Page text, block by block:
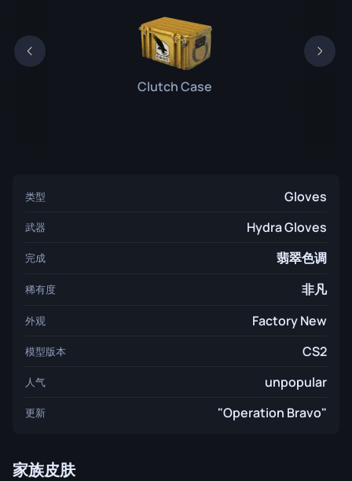
Clutch Case
类型 Gloves
武器 Hydra Gloves
完成 翡翠色调
稀有度 非凡
外观 Factory New
模型版本 CS2
人气 unpopular
更新 "Operation Bravo"
家族皮肤